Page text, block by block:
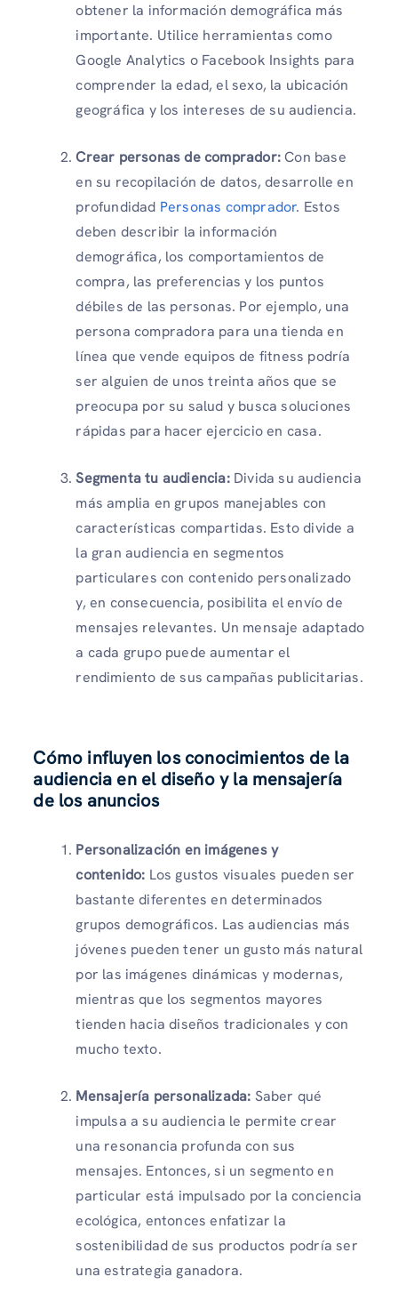
obtener la información demográfica más
importante. Utilice herramientas como
Google Analytics o Facebook Insights para
comprender la edad, el sexo, la ubicación
geográfica y los intereses de su audiencia.
Crear personas de comprador:Con base
en su recopilación de datos, desarrolle en
profundidad Personas comprador. Estos
deben describir la información
demográfica, los comportamientos de
compra, las preferencias y los puntos
débiles de las personas. Por ejemplo, una
persona compradora para una tienda en
línea que vende equipos de fitness podría
ser alguien de unos treinta años que se
preocupa por su salud y busca soluciones
rápidas para hacer ejercicio en casa.
Segmenta tu audiencia:Divida su audiencia
más amplia en grupos manejables con
características compartidas. Esto divide a
la gran audiencia en segmentos
particulares con contenido personalizado
y, en consecuencia, posibilita el envío de
mensajes relevantes. Un mensaje adaptado
a cada grupo puede aumentar el
rendimiento de sus campañas publicitarias.
Cómo influyen los conocimientos de la
audiencia en el diseño y la mensajería
de los anuncios
Personalización en imágenes y
contenido: Los gustos visuales pueden ser
bastante diferentes en determinados
grupos demográficos. Las audiencias más
jóvenes pueden tener un gusto más natural
por las imágenes dinámicas y modernas,
mientras que los segmentos mayores
tienden hacia diseños tradicionales y con
mucho texto.
Mensajería personalizada: Saber qué
impulsa a su audiencia le permite crear
una resonancia profunda con sus
mensajes. Entonces, si un segmento en
particular está impulsado por la conciencia
ecológica, entonces enfatizar la
sostenibilidad de sus productos podría ser
una estrategia ganadora.